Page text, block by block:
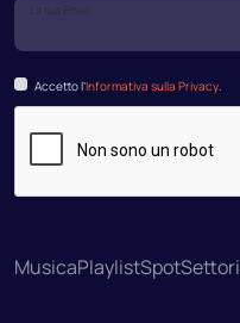
La tua Email
Accetto l’Informativa sulla Privacy.
MusicaPlaylistSpotSettori